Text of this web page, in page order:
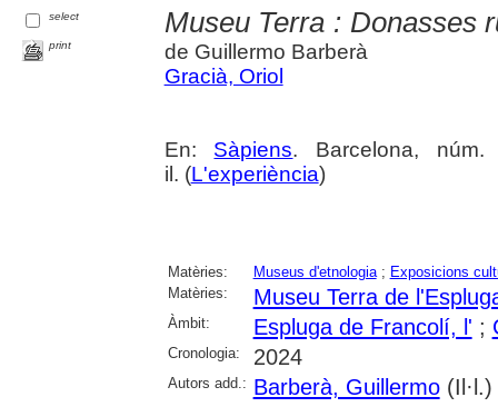
select
print
Museu Terra : Donasses
de Guillermo Barberà
Gracià, Oriol
En: Sàpiens. Barcelona,
il. (L'experiència)
Matèries: Museus d'etnologia; Exposicions
Matèries:
Museu Terra de
Àmbit: Espluga de Francolí, l' ;
Cronologia: 2024
Autors add.: Barberà, Guillermo(Il·l.)